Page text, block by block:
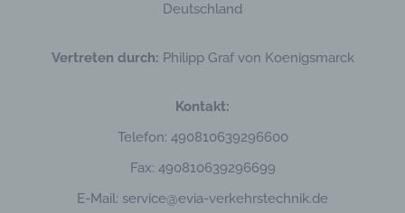
Deutschland
Vertreten durch: Philipp Graf von Koenigsmarck
Kontakt:
Telefon: 490810639296600
Fax: 490810639296699
E-Mail: service@evia-verkehrstechnik.de